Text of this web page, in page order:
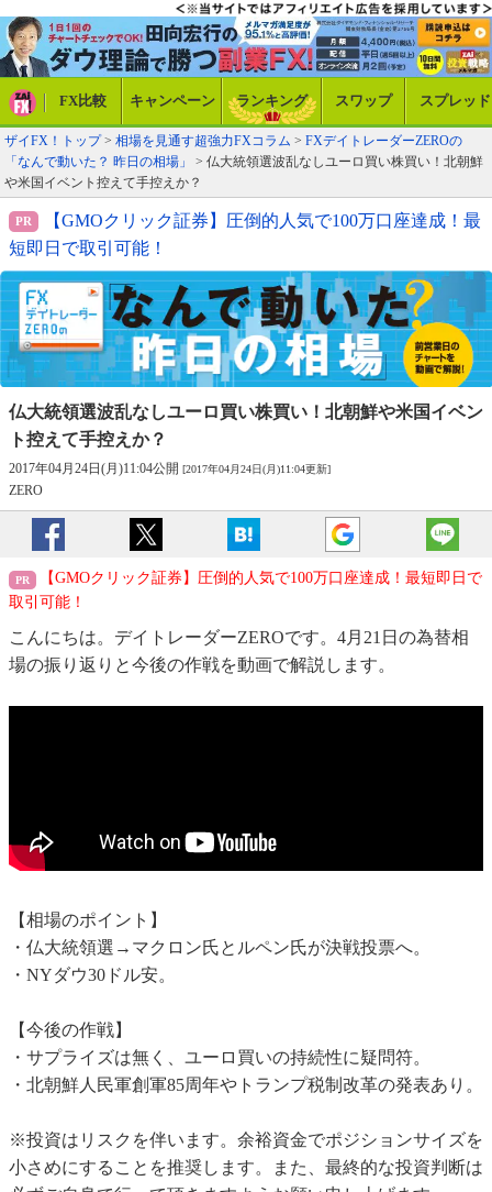
FX比較 キャンペーン ランキング スワップ スプレッド
ザイFX！トップ> 相場を見通す超強力FXコラム > FXデイトレーダーZEROの
「なんで動いた？ 昨日の相場」
> 仏大統領選波乱なしユーロ買い株買い！北朝鮮
や米国イベント控えて手控えか？
【GMOクリック証券】圧倒的人気で100万口座達成！最
短即日で取引可能！
仏大統領選波乱なしユーロ買い株買い！ 北朝鮮や米国イベン
ト控えて手控えか？
2017年04月24日(月)11:04公開 [2017年04月24日(月)11:04更新]
ZERO
【GMOクリック証券】圧倒的人気で100万口座達成！最短即日で
取引可能！
こんにちは。デイトレーダーZEROです。4月21日の為替相
場の振り返りと今後の作戦を動画で解説します。
【相場のポイント】
・仏大統領選→マクロン氏とルペン氏が決戦投票へ。
・NYダウ30ドル安。
【今後の作戦】
・サプライズは無く、ユーロ買いの持続性に疑問符。
・北朝鮮人民軍創軍85周年やトランプ税制改革の発表あり。
※投資はリスクを伴います。余裕資金でポジションサイズを
小さめにすることを推奨します。また、最終的な投資判断は